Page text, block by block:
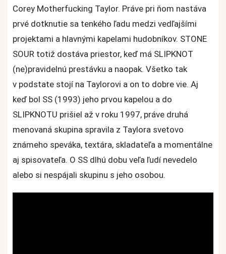
Corey Motherfucking Taylor. Práve pri ňom nastáva
prvé dotknutie sa tenkého ľadu medzi vedľajšími
projektami a hlavnými kapelami hudobníkov. STONE
SOUR totiž dostáva priestor, keď má SLIPKNOT
(ne)pravidelnú prestávku a naopak. Všetko tak
v podstate stojí na Taylorovi a on to dobre vie. Aj
keď bol SS (1993) jeho prvou kapelou a do
SLIPKNOTU prišiel až v roku 1997, práve druhá
menovaná skupina spravila z Taylora svetovo
známeho speváka, textára, skladateľa a momentálne
aj spisovateľa. O SS dlhú dobu veľa ľudí nevedelo
alebo si nespájali skupinu s jeho osobou.